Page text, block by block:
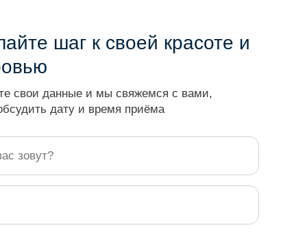
шаг к своей красоте и
свои данные и мы свяжемся с вами,
дату и время приёма